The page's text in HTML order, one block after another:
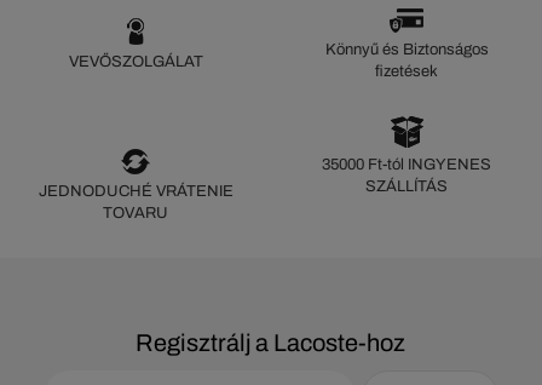
VEVŐSZOLGÁLAT
Könnyű és Biztonságos
fizetések
JEDNODUCHÉ VRÁTENIE
TOVARU
35000 Ft-tól INGYENES
SZÁLLÍTÁS
Regisztrálj a Lacoste-hoz